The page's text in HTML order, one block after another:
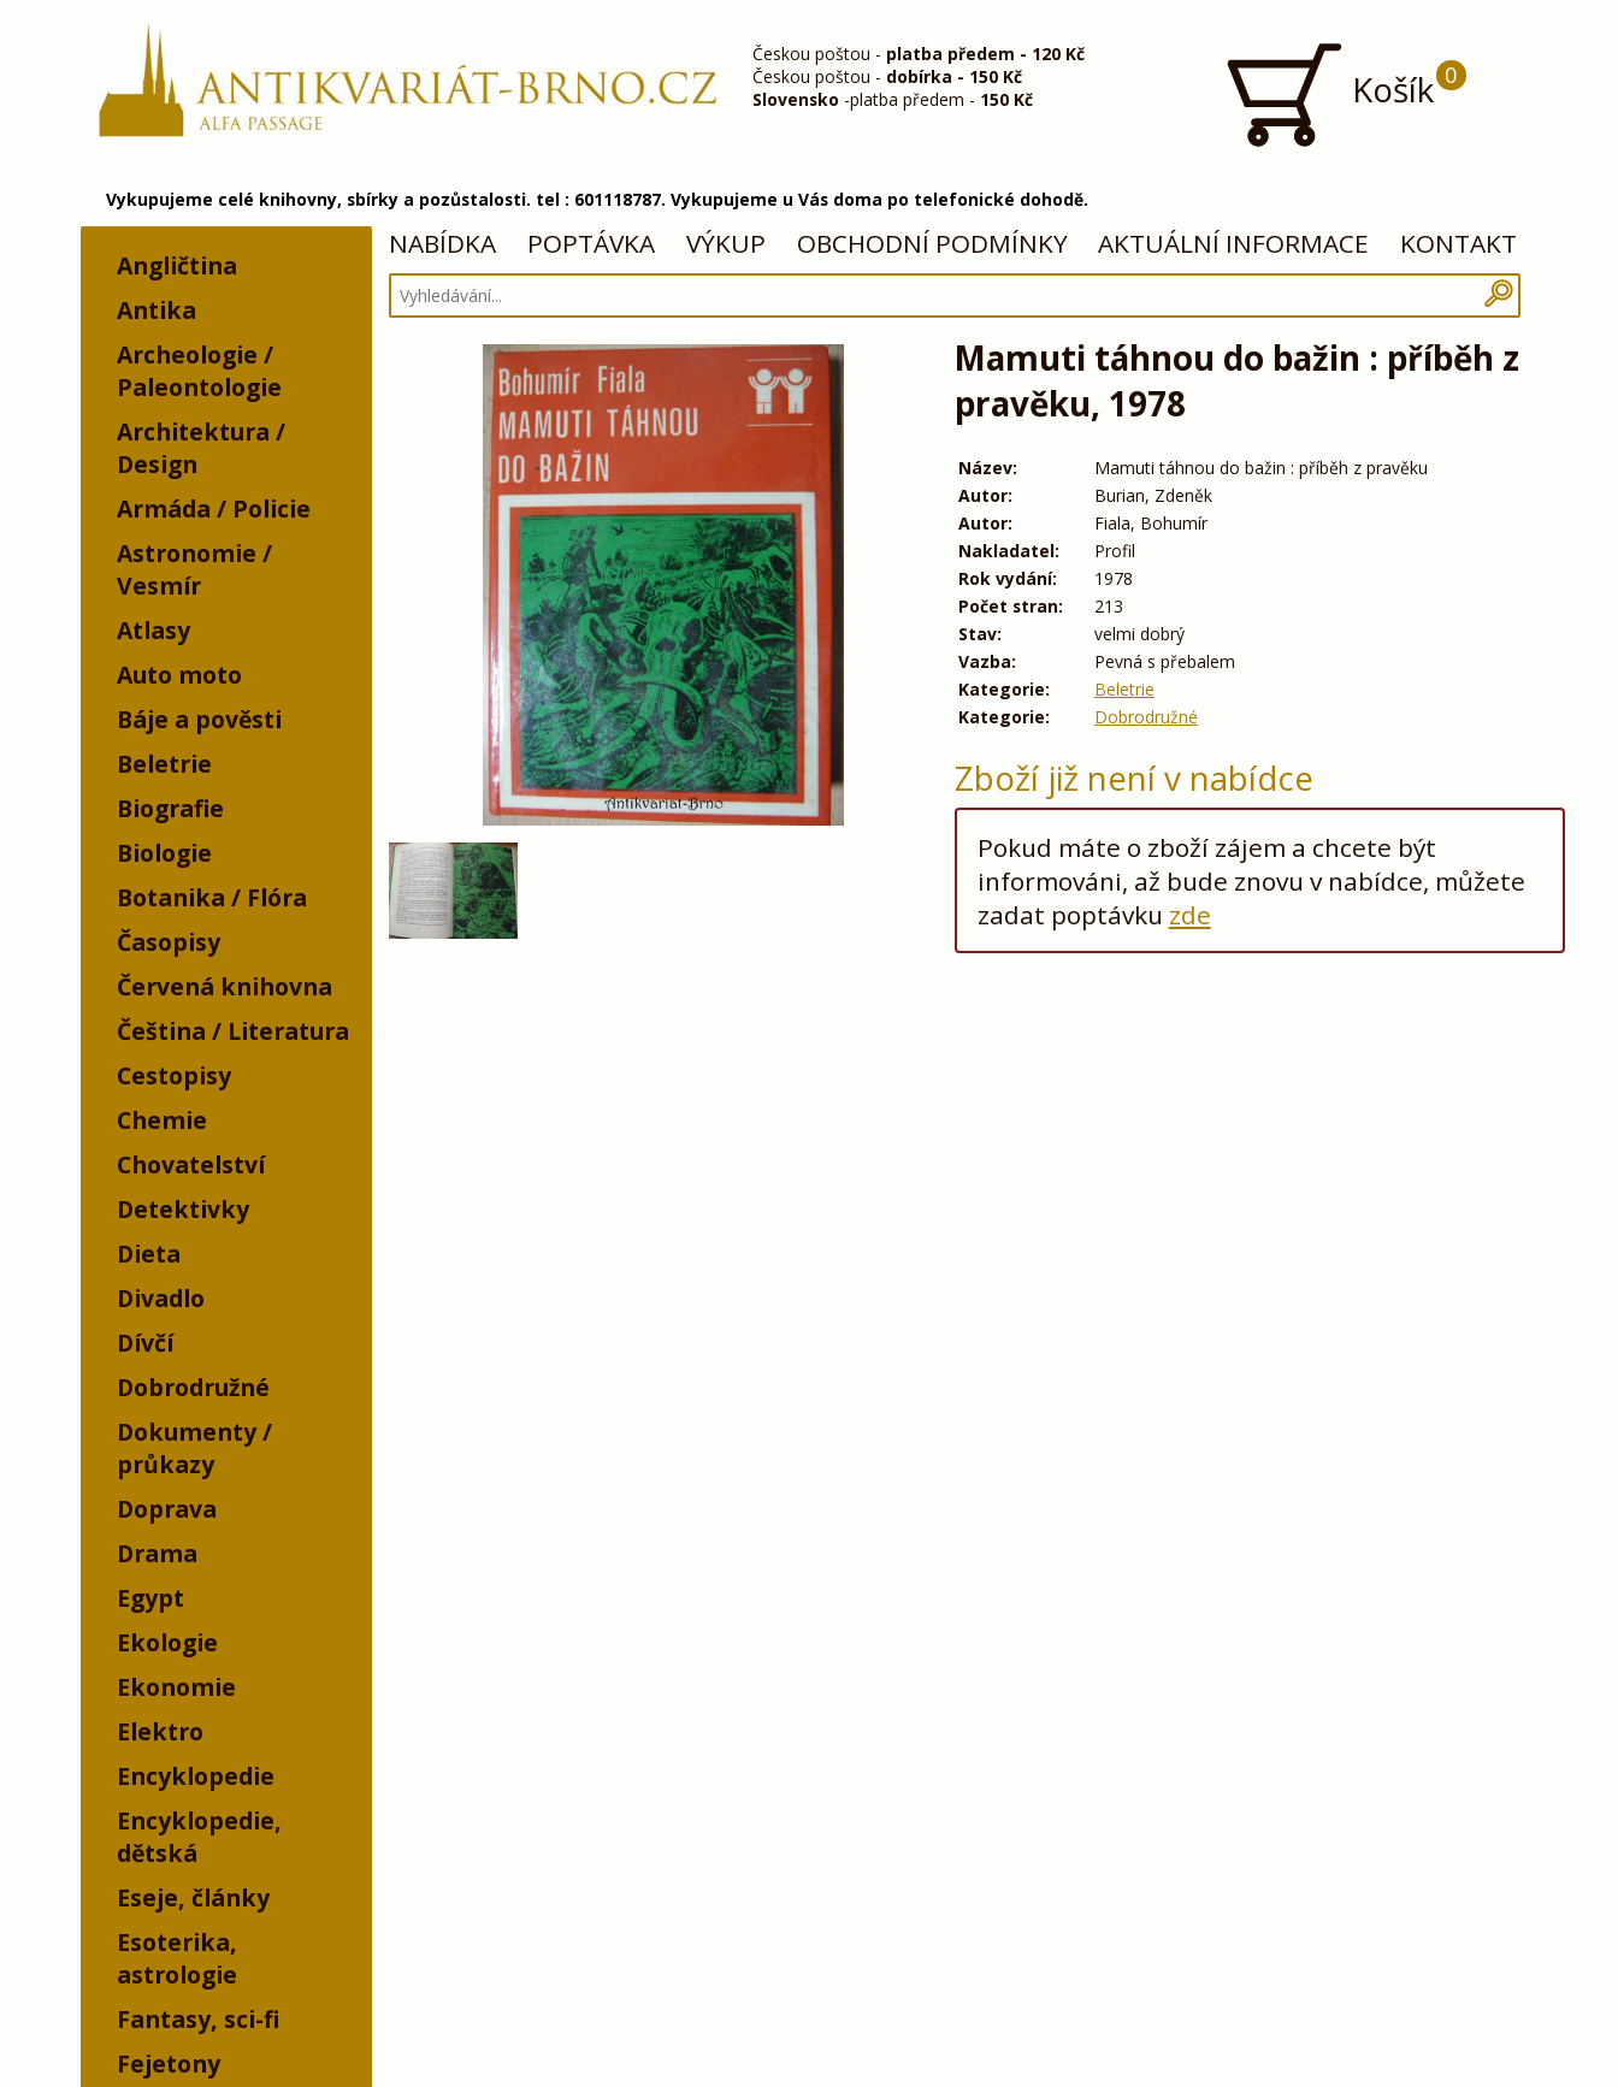
Českou poštou - platba předem - 120 Kč
Českou poštou - dobírka - 150 Kč
Slovensko -platba předem - 150 Kč Košík 0
Vykupujeme celé knihovny, sbírky a pozůstalosti. tel : 601118787. Vykupujeme u Vás doma po telefonické dohodě.
Angličtina
Antika
Archeologie /
Paleontologie
Architektura /
Design
Armáda / Policie
Astronomie /
Vesmír
Atlasy
Auto moto
Báje a pověsti
Beletrie
Biografie
Biologie
Botanika / Flóra
Časopisy
Červená knihovna
Čeština / Literatura
Cestopisy
Chemie
Chovatelství
Detektivky
Dieta
Divadlo
Dívčí
Dobrodružné
Dokumenty /
průkazy
Doprava
Drama
Egypt
Ekologie
Ekonomie
Elektro
Encyklopedie
Encyklopedie,
dětská
Eseje, články
Esoterika,
astrologie
Fantasy, sci-fi
Fejetony
NABÍDKA POPTÁVKA VÝKUP OBCHODNÍ PODMÍNKY AKTUÁLNÍ INFORMACE KONTAKT
Mamuti táhnou do bažin : příběh z
pravěku, 1978
Název:
Mamuti táhnou do bažin : příběh z pravěku
Autor:
Burian, Zdeněk
Autor:
Fiala, Bohumír
Nakladatel:
Profil
Rok vydání:
1978
Počet stran:
213
Stav:
velmi dobrý
Vazba:
Pevná s přebalem
Kategorie:
Beletrie
Kategorie:
Dobrodružné
Zboží již není v nabídce
Pokud máte o zboží zájem a chcete být
informováni, až bude znovu v nabídce, můžete
zadat poptávku zde